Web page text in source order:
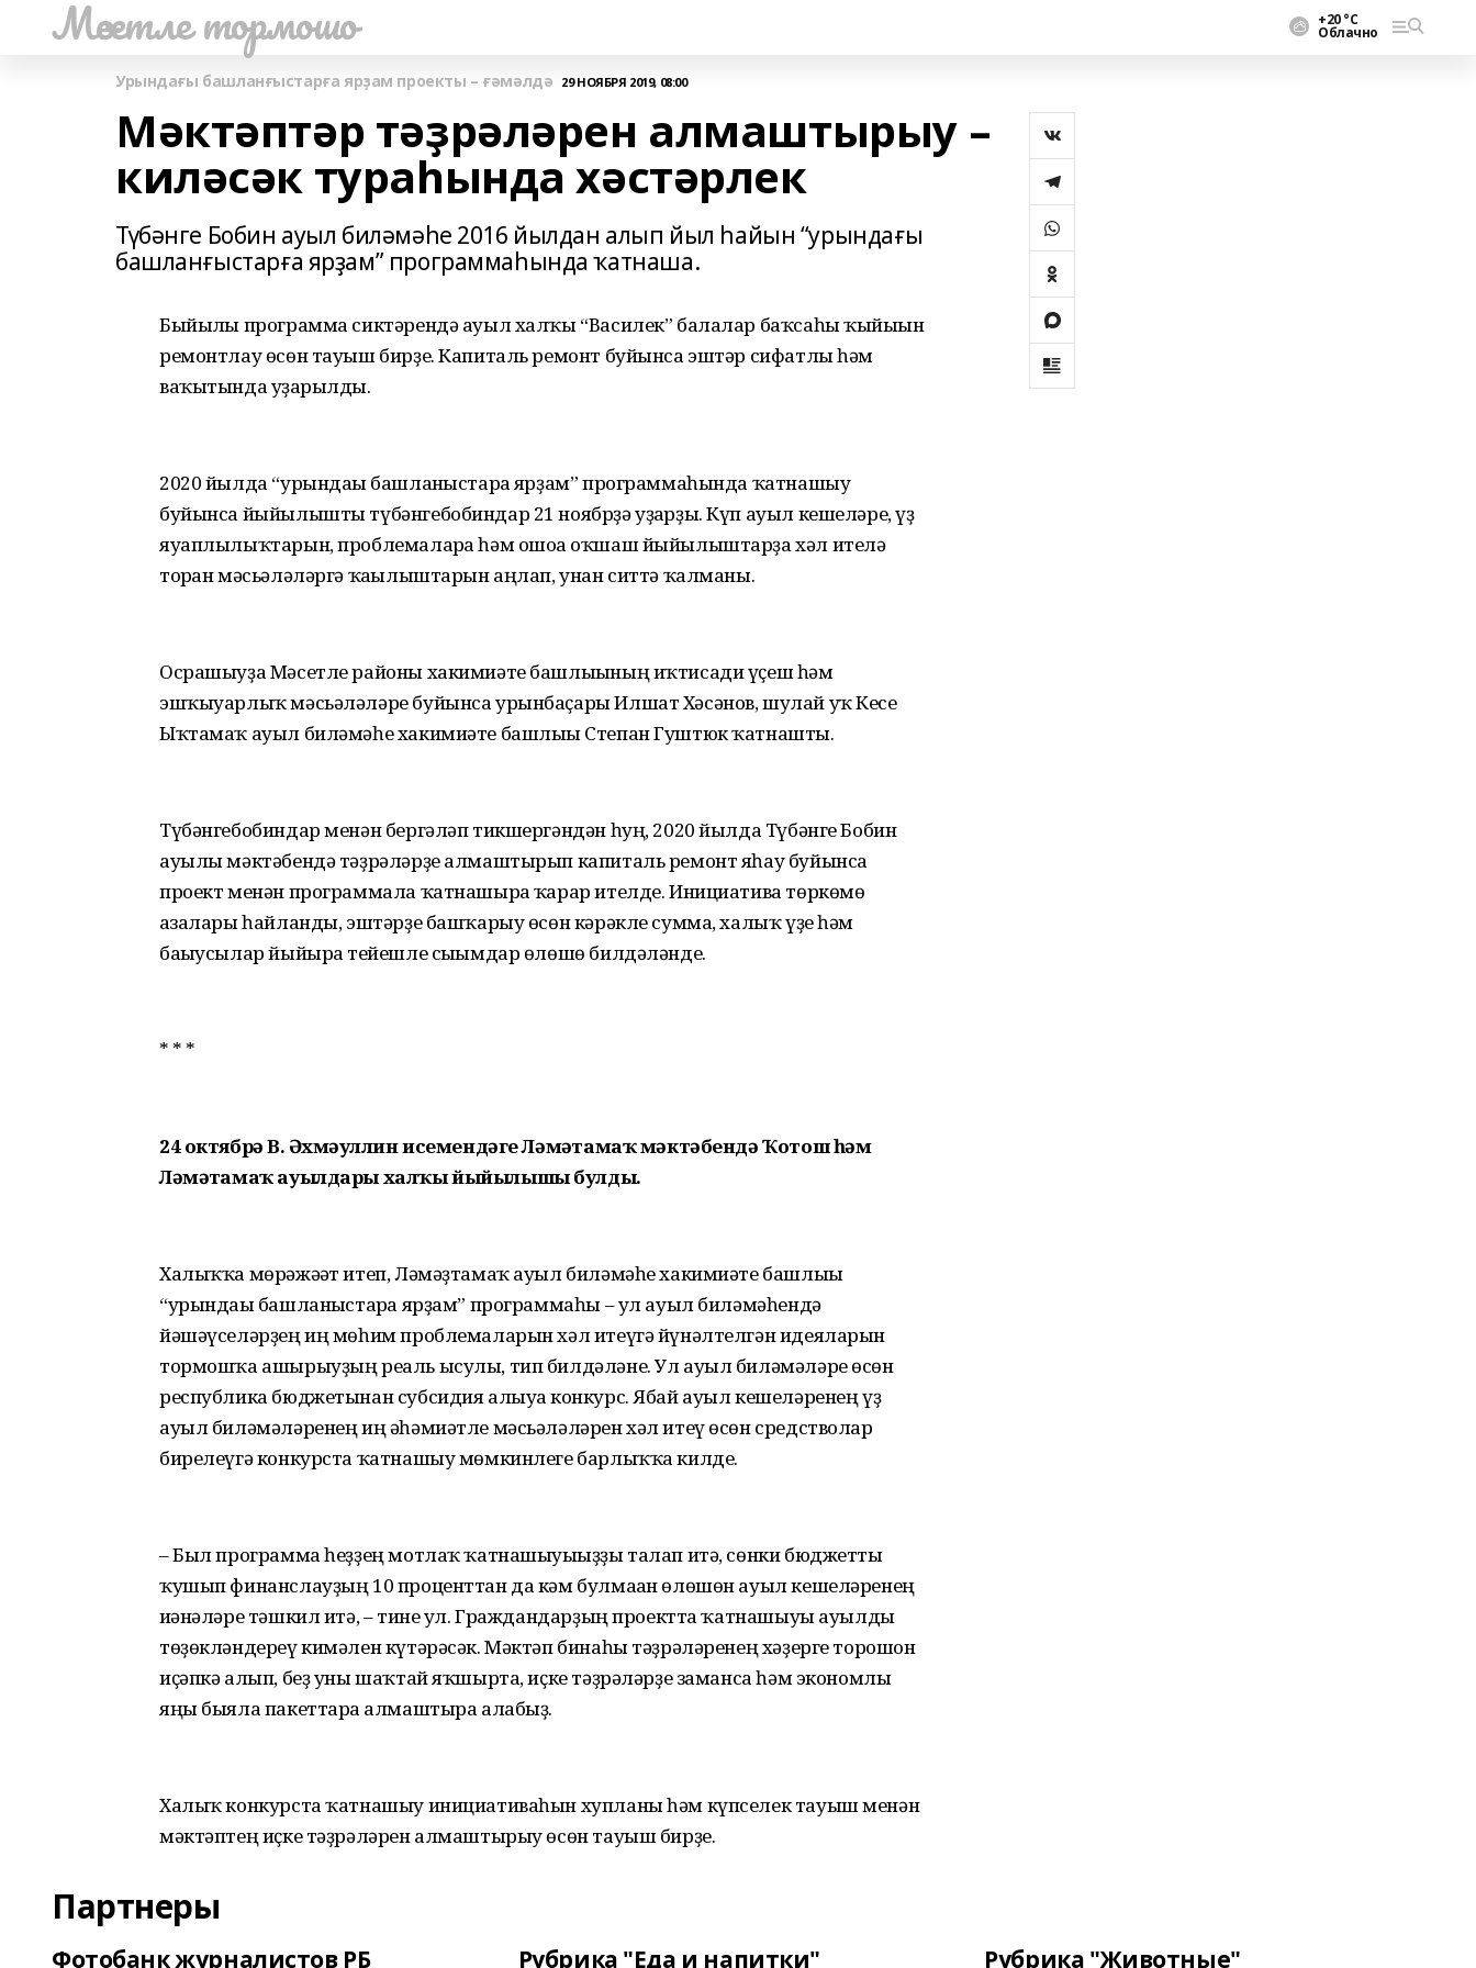
Мәсетле тормошо +20 °С
Облачно
Урындағы башланғыстарға ярҙам проекты – ғәмәлдә 29 НОЯБРЯ 2019, 08:00
Мәктәптәр тәҙрәләрен алмаштырыу –
киләсәк тураһында хәстәрлек
Түбәнге Бобин ауыл биләмәһе 2016 йылдан алып йыл һайын “урындағы
башланғыстарға ярҙам” программаһында ҡатнаша.
Быйылғы программа сиктәрендә ауыл халҡы “Василек” балалар баҡсаһы ҡыйығын
ремонтлау өсөн тауыш бирҙе. Капиталь ремонт буйынса эштәр сифатлы һәм
ваҡытында уҙғарылды.
2020 йылда “урындағы башланғыстарға ярҙам” программаһында ҡатнашыу
буйынса йыйылышты түбәнгебобиндар 21 ноябрҙә уҙғарҙы. Күп ауыл кешеләре, үҙ
яуаплылыҡтарын, проблемаларға һәм ошоға оҡшаш йыйылыштарҙа хәл ителә
торған мәсьәләләргә ҡағылыштарын аңлап, унан ситтә ҡалманы.
Осрашыуҙа Мәсетле районы хакимиәте башлығының иҡтисади үҫеш һәм
эшҡыуарлыҡ мәсьәләләре буйынса урынбаҫары Илшат Хәсәнов, шулай уҡ Кесе
Ыҡтамаҡ ауыл биләмәһе хакимиәте башлығы Степан Гуштюк ҡатнашты.
Түбәнгебобиндар менән бергәләп тикшергәндән һуң, 2020 йылда Түбәнге Бобин
ауылы мәктәбендә тәҙрәләрҙе алмаштырып капиталь ремонт яһау буйынса
проект менән программала ҡатнашырға ҡарар ителде. Инициатива төркөмө
ағзалары һайланды, эштәрҙе башҡарыу өсөн кәрәкле сумма, халыҡ үҙе һәм
бағыусылар йыйырға тейешле сығымдар өлөшө билдәләнде.
* * *
24 октябрҙә В. Әхмәҙуллин исемендәге Ләмәҙтамаҡ мәктәбендә Ҡотош һәм
Ләмәҙтамаҡ ауылдары халҡы йыйылышы булды.
Халыҡҡа мөрәжәғәт итеп, Ләмәҙтамаҡ ауыл биләмәһе хакимиәте башлығы
“урындағы башланғыстарға ярҙам” программаһы – ул ауыл биләмәһендә
йәшәүселәрҙең иң мөһим проблемаларын хәл итеүгә йүнәлтелгән идеяларын
тормошҡа ашырыуҙың реаль ысулы, тип билдәләне. Ул ауыл биләмәләре өсөн
республика бюджетынан субсидия алыуға конкурс. Ябай ауыл кешеләренең үҙ
ауыл биләмәләренең иң әһәмиәтле мәсьәләләрен хәл итеү өсөн средстволар
бирелеүгә конкурста ҡатнашыу мөмкинлеге барлыҡҡа килде.
– Был программа һеҙҙең мотлаҡ ҡатнашыуығыҙҙы талап итә, сөнки бюджетты
ҡушып финанслауҙың 10 проценттан да кәм булмаған өлөшөн ауыл кешеләренең
иғәнәләре тәшкил итә, – тине ул. Граждандарҙың проектта ҡатнашыуы ауылды
төҙөкләндереү кимәлен күтәрәсәк. Мәктәп бинаһы тәҙрәләренең хәҙерге торошон
иҫәпкә алып, беҙ уны шаҡтай яҡшырта, иҫке тәҙрәләрҙе заманса һәм экономлы
яңы быяла пакеттарға алмаштыра алабыҙ.
Халыҡ конкурста ҡатнашыу инициативаһын хупланы һәм күпселек тауыш менән
мәктәптең иҫке тәҙрәләрен алмаштырыу өсөн тауыш бирҙе.
Партнеры
Фотобанк журналистов РБ Рубрика "Еда и напитки" Рубрика "Животные"